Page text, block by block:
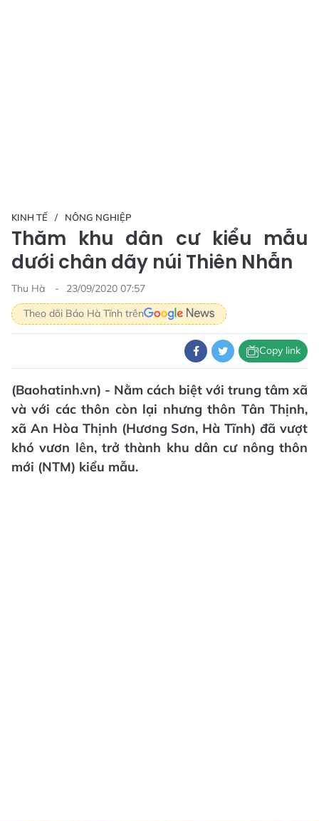
KINH TẾ NÔNG NGHIỆP
Thăm khu dân cư kiểu mẫu
dưới chân dãy núi Thiên Nhẫn
Thu Hà
23/09/2020 07:57
Theo dõi Báo Hà Tĩnh trên
Copy link
(Baohatinh.vn) - Nằm cách biệt với trung tâm xã
và với các thôn còn lại nhưng thôn Tân Thịnh,
xã An Hòa Thịnh (Hương Sơn, Hà Tĩnh) đã vượt
khó vươn lên, trở thành khu dân cư nông thôn
mới (NTM) kiểu mẫu.